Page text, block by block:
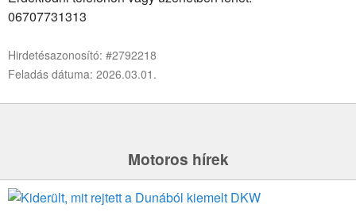
06707731313
Hirdetésazonosító: #2792218
Feladás dátuma: 2026.03.01.
Motoros hírek